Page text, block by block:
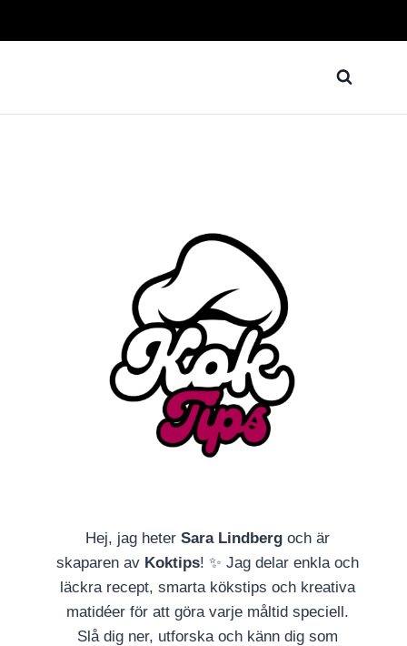
Hej, jag heter Sara Lindbergoch är
skaparen av Koktips! ✨ Jag delar enkla och
läckra recept, smarta kökstips och kreativa
matidéer för att göra varje måltid speciell.
Slå dig ner, utforska och känn dig som